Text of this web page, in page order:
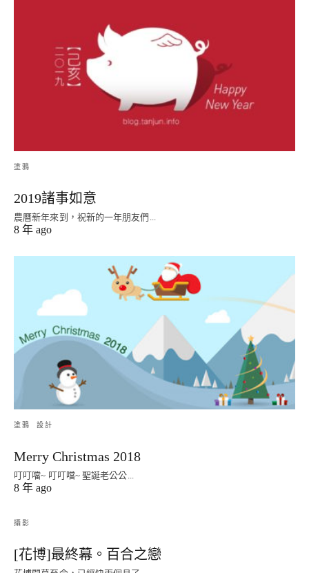
塗鴉
2019諸事如意
農曆新年來到，祝新的一年朋友們...
8 年 ago
塗鴉 設計
Merry Christmas 2018
叮叮噹~ 叮叮噹~ 聖誕老公公...
8 年 ago
攝影
[花博]最終幕。百合之戀